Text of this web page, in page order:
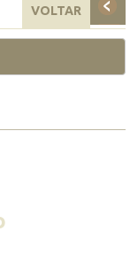
VOLTAR